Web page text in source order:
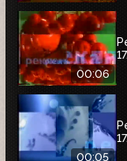
00:06
00:05